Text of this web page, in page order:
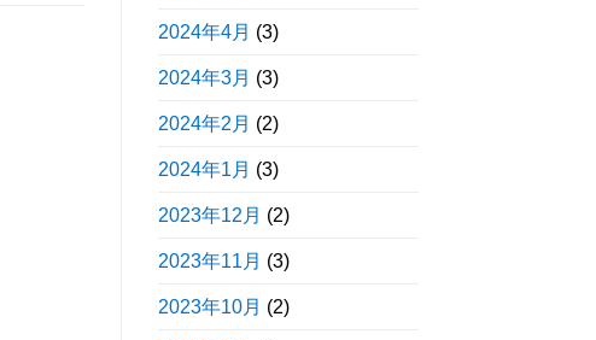
2024年4月 (3)
2024年3月 (3)
2024年2月 (2)
2024年1月 (3)
2023年12月 (2)
2023年11月 (3)
2023年10月 (2)